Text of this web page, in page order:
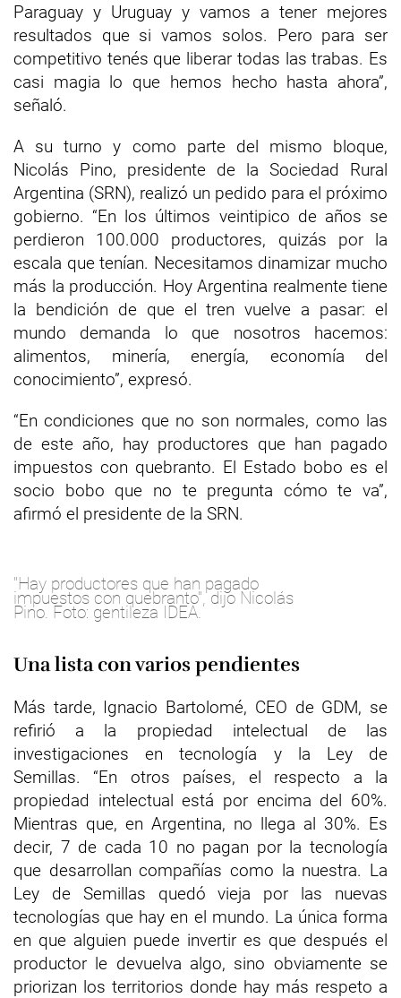
Paraguay y Uruguay y vamos a tener mejores
resultados que si vamos solos. Pero para ser
competitivo tenés que liberar todas las trabas. Es
casi magia lo que hemos hecho hasta ahora”,
señaló.
A su turno y como parte del mismo bloque,
Nicolás Pino, presidente de la Sociedad Rural
Argentina (SRN), realizó un pedido para el próximo
gobierno. “En los últimos veintipico de años se
perdieron 100.000 productores, quizás por la
escala que tenían. Necesitamos dinamizar mucho
más la producción. Hoy Argentina realmente tiene
la bendición de que el tren vuelve a pasar: el
mundo demanda lo que nosotros hacemos:
alimentos, minería, energía, economía del
conocimiento”, expresó.
“En condiciones que no son normales, como las
de este año, hay productores que han pagado
impuestos con quebranto. El Estado bobo es el
socio bobo que no te pregunta cómo te va”,
afirmó el presidente de la SRN.
"Hay productores que han pagado
impuestos con quebranto", dijo Nicolás
Pino. Foto: gentileza IDEA.
Una lista con varios pendientes
Más tarde, Ignacio Bartolomé, CEO de GDM, se
refirió a la propiedad intelectual de las
investigaciones en tecnología y la Ley de
Semillas. “En otros países, el respecto a la
propiedad intelectual está por encima del 60%.
Mientras que, en Argentina, no llega al 30%. Es
decir, 7 de cada 10 no pagan por la tecnología
que desarrollan compañías como la nuestra. La
Ley de Semillas quedó vieja por las nuevas
tecnologías que hay en el mundo. La única forma
en que alguien puede invertir es que después el
productor le devuelva algo, sino obviamente se
priorizan los territorios donde hay más respeto a